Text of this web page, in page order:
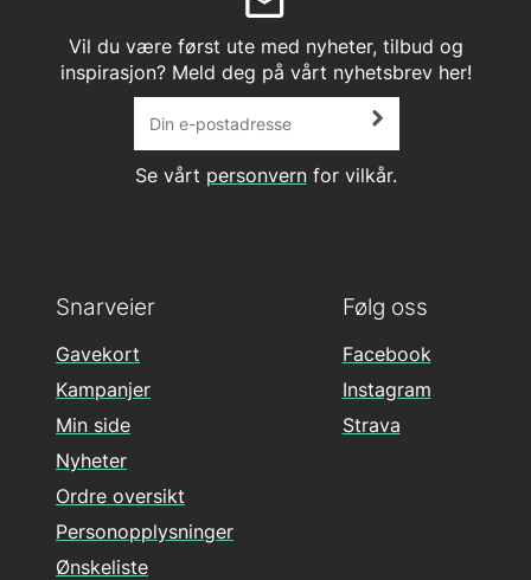
Vil du være først ute med nyheter, tilbud og
inspirasjon? Meld deg på vårt nyhetsbrev her!
Se vårt personvernfor vilkår.
Følg oss
Facebook
Instagram
Strava
Snarveier
Gavekort
Kampanjer
Min side
Nyheter
Ordre oversikt
Personopplysninger
Ønskeliste